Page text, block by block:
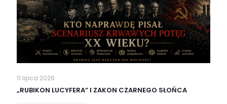
11 lipca 2026
„RUBIKON LUCYFERA” I ZAKON CZARNEGO SŁOŃCA